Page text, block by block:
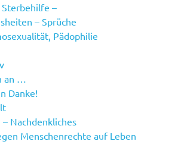
Sterbehilfe –
– Sprüche
Pädophilie
an …
Danke!
Nachdenkliches
Menschenrechte auf Leben